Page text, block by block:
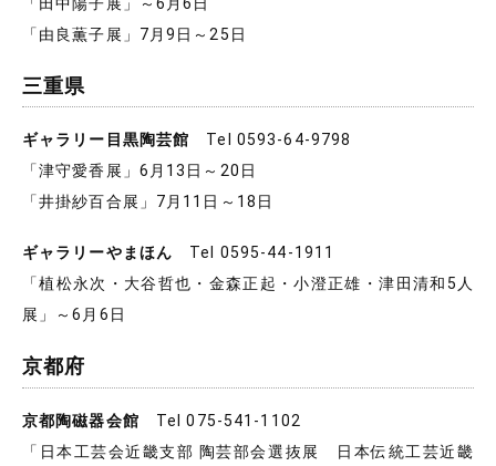
「由良薫子展」7月9日～25日
三重県
ギャラリー目黒陶芸館 Tel 0593-64-9798
「津守愛香展」6月13日～20日
「井掛紗百合展」7月11日～18日
ギャラリーやまほん Tel 0595-44-1911
「植松永次・大谷哲也・金森正起・小澄正雄・津田清和5人
展」～6月6日
京都府
京都陶磁器会館 Tel 075-541-1102
「日本工芸会近畿支部 陶芸部会選抜展 日本伝統工芸近畿